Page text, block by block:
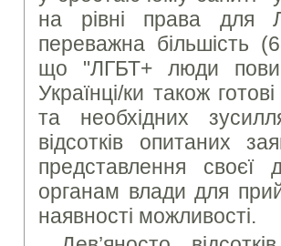
на рівні права для
переважна більшість
що "ЛГБТ+ люди
Українці/ки також
та необхідних
відсотків опитаних
представлення своєї
органам влади для
наявності можливості.